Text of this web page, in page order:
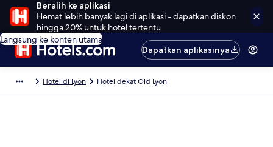
Beralih ke aplikasi
Hemat lebih banyak lagi di aplikasi - dapatkan diskon
hingga 20% untuk hotel tertentu
Langsung ke konten utama
Dapatkan aplikasinya
Hotel di Lyon Hotel dekat Old Lyon